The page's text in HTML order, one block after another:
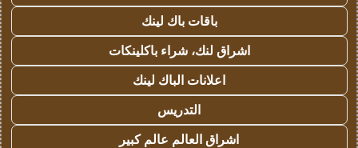
باقات باك لينك
اشراق لنك، شراء باكلينكات
اعلانات الباك لينك
التدريس
اشراق العالم عالم كبير